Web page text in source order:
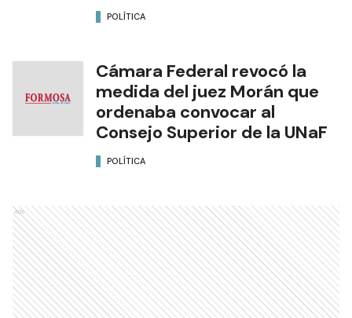
POLÍTICA
Cámara Federal revocó la
medida del juez Morán que
ordenaba convocar al
Consejo Superior de la UNaF
POLÍTICA
Ads